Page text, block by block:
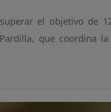
el objetivo de
que coordina